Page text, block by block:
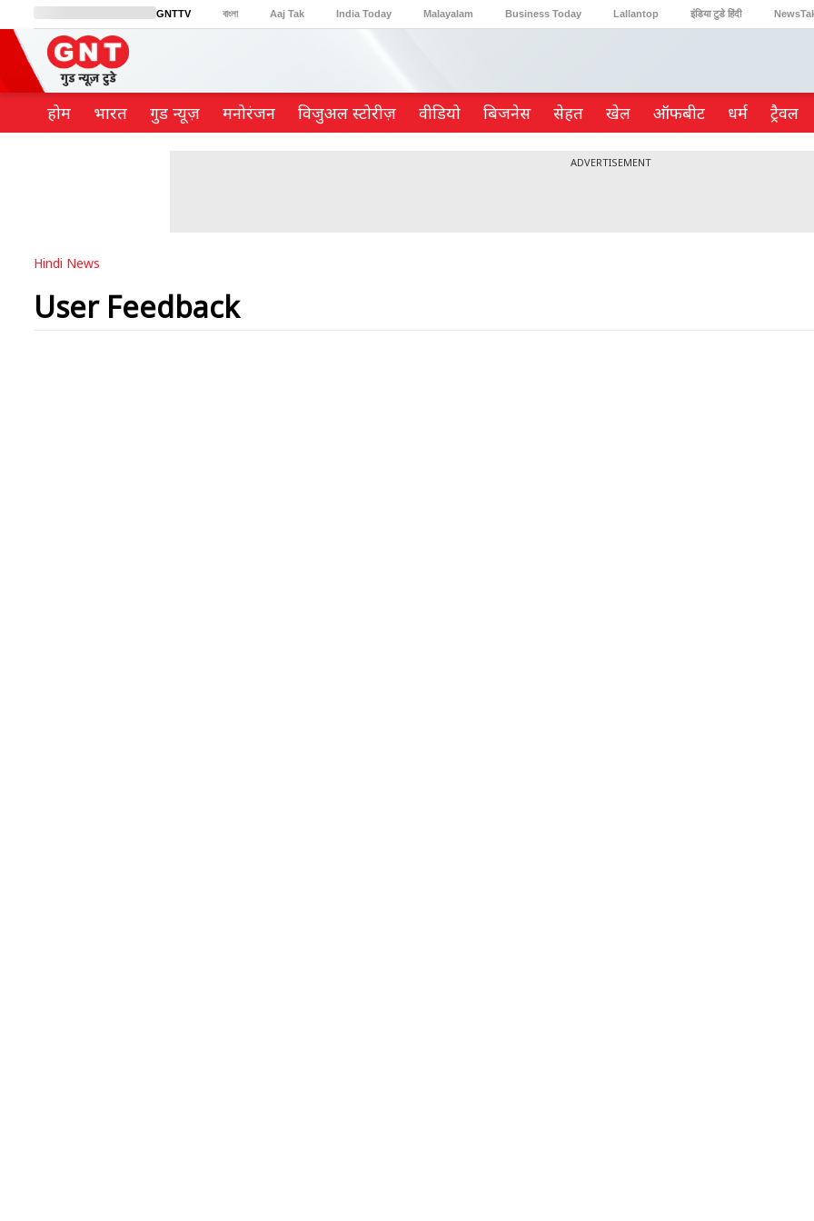
GNTTV বাংলা Aaj Tak India Today Malayalam Business Today Lallantop इंडिया टुडे हिंदी
BT Bazaar Cosmopolitan
होम भारत गुड न्यूज़ मनोरंजन विजुअल स्टोरीज़ वीडियो ब‍िजनेस सेहत खेल ऑफबीट धर्म ट्रैवल
ADVERTISEMENT
Hindi News
User Feedback